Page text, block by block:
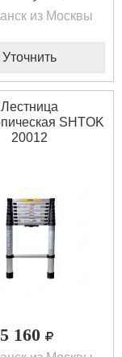
из Москвы
Уточнить
Лестница
SHTOK
20012
5 160